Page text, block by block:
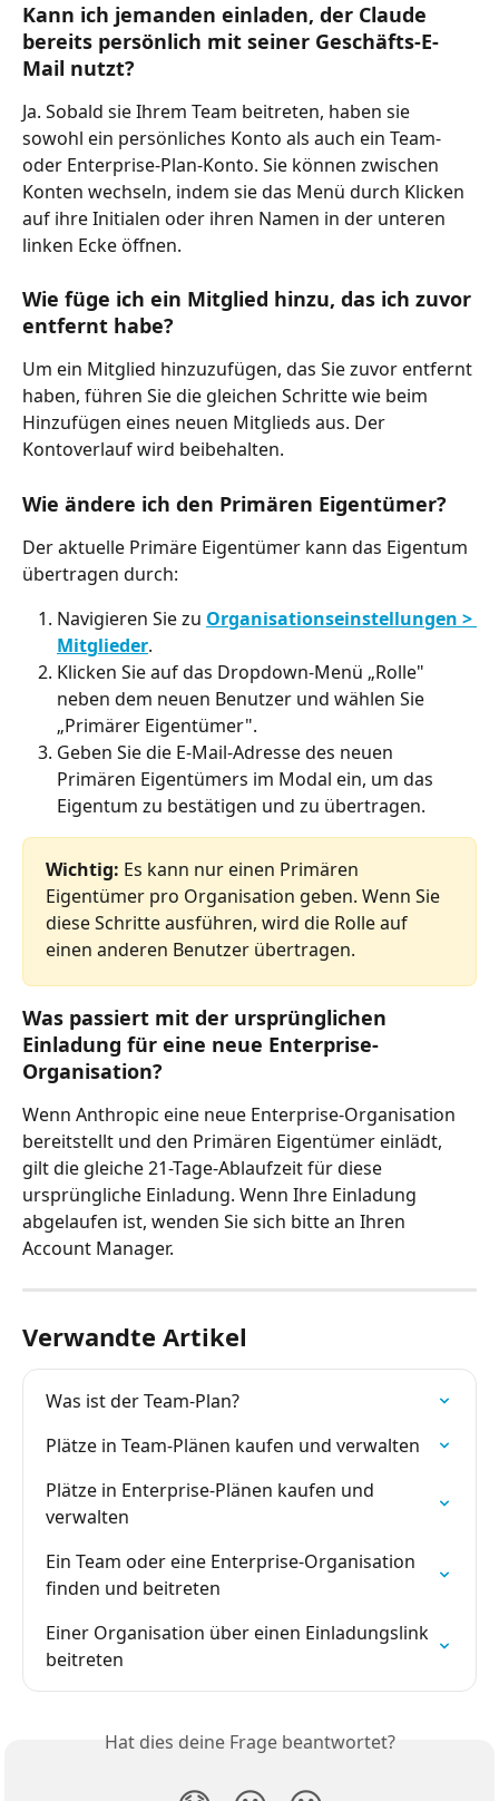
Kann ich jemanden einladen, der Claude
bereits persönlich mit seiner Geschäfts-E-
Mail nutzt?
Ja. Sobald sie Ihrem Team beitreten, haben sie
sowohl ein persönliches Konto als auch ein Team-
oder Enterprise-Plan-Konto. Sie können zwischen
Konten wechseln, indem sie das Menü durch Klicken
auf ihre Initialen oder ihren Namen in der unteren
linken Ecke öffnen.
Wie füge ich ein Mitglied hinzu, das ich zuvor
entfernt habe?
Um ein Mitglied hinzuzufügen, das Sie zuvor entfernt
haben, führen Sie die gleichen Schritte wie beim
Hinzufügen eines neuen Mitglieds aus. Der
Kontoverlauf wird beibehalten.
Wie ändere ich den Primären Eigentümer?
Der aktuelle Primäre Eigentümer kann das Eigentum
übertragen durch:
Navigieren Sie zu Organisationseinstellungen >
Mitglieder.
Klicken Sie auf das Dropdown-Menü „Rolle"
neben dem neuen Benutzer und wählen Sie
„Primärer Eigentümer".
Geben Sie die E-Mail-Adresse des neuen
Primären Eigentümers im Modal ein, um das
Eigentum zu bestätigen und zu übertragen.
Wichtig: Es kann nur einen Primären
Eigentümer pro Organisation geben. Wenn Sie
diese Schritte ausführen, wird die Rolle auf
einen anderen Benutzer übertragen.
Was passiert mit der ursprünglichen
Einladung für eine neue Enterprise-
Organisation?
Wenn Anthropic eine neue Enterprise-Organisation
bereitstellt und den Primären Eigentümer einlädt,
gilt die gleiche 21-Tage-Ablaufzeit für diese
ursprüngliche Einladung. Wenn Ihre Einladung
abgelaufen ist, wenden Sie sich bitte an Ihren
Account Manager.
Verwandte Artikel
Was ist der Team-Plan?
Plätze in Team-Plänen kaufen und verwalten
Plätze in Enterprise-Plänen kaufen und
verwalten
Ein Team oder eine Enterprise-Organisation
finden und beitreten
Einer Organisation über einen Einladungslink
beitreten
Hat dies deine Frage beantwortet?